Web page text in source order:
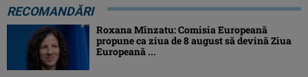
RECOMANDĂRI
Roxana Mînzatu: Comisia Europeană
propune ca ziua de 8 august să devină Ziua
Europeană ...